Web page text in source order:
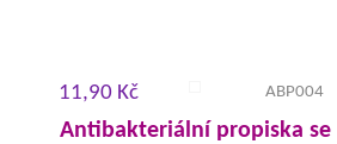
11,90 Kč ABP004
Antibakteriální propiska se